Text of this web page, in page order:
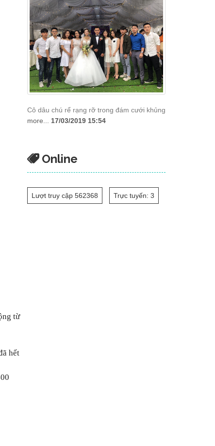
từ
hết
Cô dâu chú rể rạng rỡ trong đám cưới khủng
more...
17/03/2019 15:54
Online
Lượt truy cập 562368 Trực tuyến: 3